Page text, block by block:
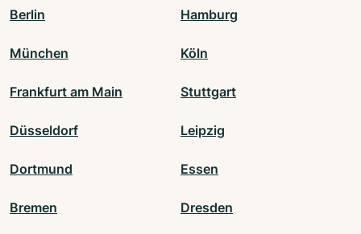
Berlin Hamburg
München Köln
Frankfurt am Main Stuttgart
Düsseldorf Leipzig
Dortmund Essen
Bremen Dresden